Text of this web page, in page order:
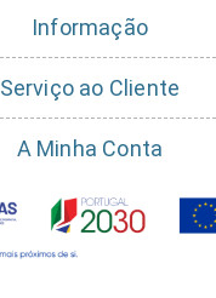
Informação
Serviço ao Cliente
A Minha Conta